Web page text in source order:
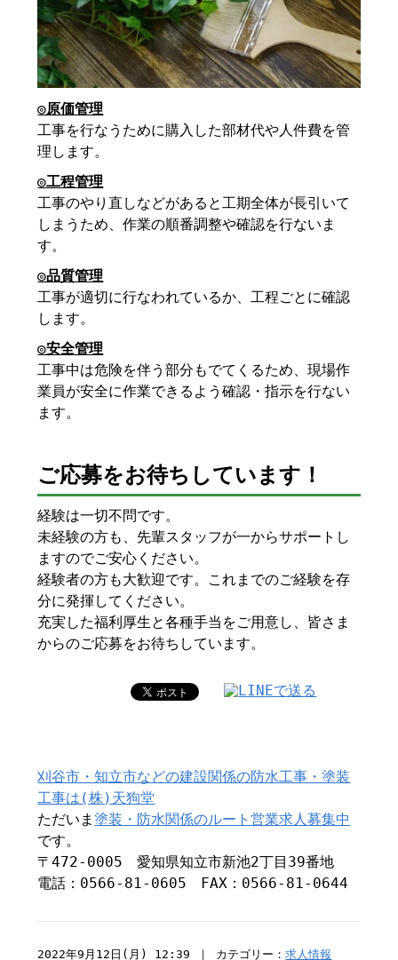
◎原価管理
工事を行なうために購入した部材代や人件費を管
理します。
◎工程管理
工事のやり直しなどがあると工期全体が長引いて
しまうため、作業の順番調整や確認を行ないま
す。
◎品質管理
工事が適切に行なわれているか、工程ごとに確認
します。
◎安全管理
工事中は危険を伴う部分もでてくるため、現場作
業員が安全に作業できるよう確認・指示を行ない
ます。
ご応募をお待ちしています！
経験は一切不問です。
未経験の方も、先輩スタッフが一からサポートし
ますのでご安心ください。
経験者の方も大歓迎です。これまでのご経験を存
分に発揮してください。
充実した福利厚生と各種手当をご用意し、皆さま
からのご応募をお待ちしています。
刈谷市・知立市などの建設関係の防水工事・塗装
工事は(株)天狗堂
ただいま塗装・防水関係のルート営業求人募集中
です。
〒472-0005 愛知県知立市新池2丁目39番地
電話：0566-81-0605 FAX：0566-81-0644
2022年9月12日(月) 12:39 ｜ カテゴリー：求人情報